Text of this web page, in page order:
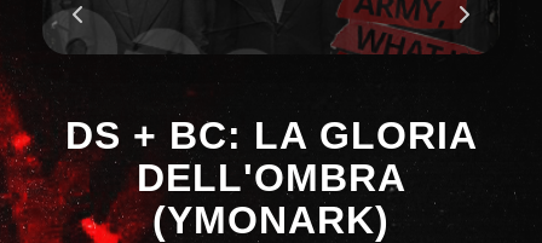
DS + BC: LA GLORIA
DELL'OMBRA
(YMONARK)